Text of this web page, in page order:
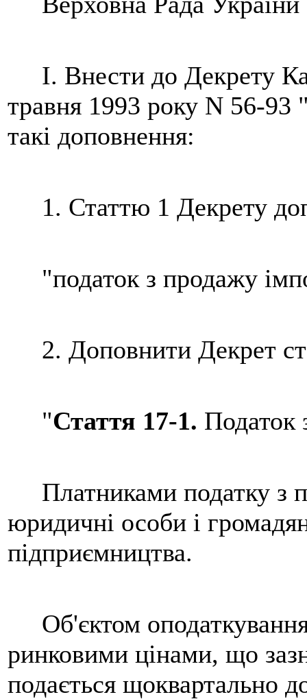
I. Внести до Декрету
травня 1993 року N 56-93
такі доповнення:
1. Статтю 1 Декрету
"податок з продажу
2. Доповнити Декрет
"Стаття 17-1. Податок
Платниками податку з
юридичні особи і
підприємництва.
Об'єктом оподаткування
ринковими цінами, що
подається щоквартально